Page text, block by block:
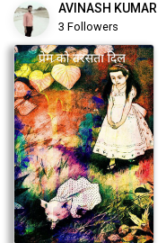
AVINASH KUMAR
3 Followers